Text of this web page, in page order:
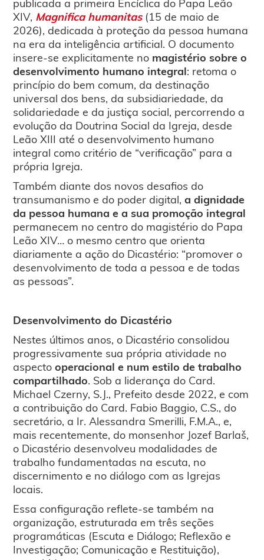
XIV, Magnifica humanitas(15 de maio de
2026), dedicada à proteção da pessoa humana
na era da inteligência artificial. O documento
insere-se explicitamente no magistério sobre o
desenvolvimento humano integral: retoma o
princípio do bem comum, da destinação
universal dos bens, da subsidiariedade, da
solidariedade e da justiça social, percorrendo a
evolução da Doutrina Social da Igreja, desde
Leão XIII até o desenvolvimento humano
integral como critério de “verificação” para a
própria Igreja.
Também diante dos novos desafios do
transumanismo e do poder digital,a dignidade
da pessoa humana e a sua promoção integral
permanecem no centro do magistério do Papa
Leão XIV… o mesmo centro que orienta
diariamente a ação do Dicastério: “promover o
desenvolvimento de toda a pessoa e de todas
as pessoas”.
Desenvolvimento do Dicastério
Nestes últimos anos, o Dicastério consolidou
progressivamente sua própria atividade no
aspectooperacional e num estilo de trabalho
compartilhado. Sob a liderança do Card.
Michael Czerny, S.J., Prefeito desde 2022, e com
a contribuição do Card. Fabio Baggio, C.S., do
secretário, a Ir. Alessandra Smerilli, F.M.A., e,
mais recentemente, do monsenhor Jozef Barlaš,
o Dicastério desenvolveu modalidades de
trabalho fundamentadas na escuta, no
discernimento e no diálogo com as Igrejas
locais.
Essa configuração reflete-se também na
organização, estruturada em três seções
programáticas (Escuta e Diálogo; Reflexão e
Investigação; Comunicação e Restituição),